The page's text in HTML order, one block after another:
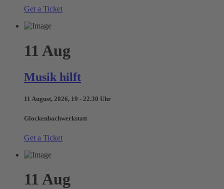
Get a Ticket
11 Aug
Musik hilft
11 August, 2026, 19 - 22.30 Uhr
Glockenbachwerkstatt
Get a Ticket
11 Aug